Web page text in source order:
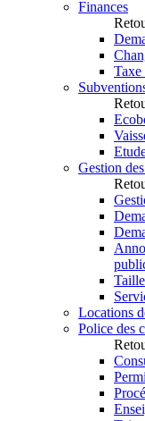
Finances
Taxe
Gestion
Locations
Police des